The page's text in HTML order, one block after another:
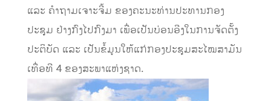
ແລະ ຄຳຖາມເຈາະຈີ້ມ ຂອງຄະນະທ່ານປະທານກອງ
ປະຊຸມ ຢ່າງກົງໄປກົງມາ ເພື່ອເປັນບ່ອນອີງໃນການຈັດຕັ້ງ
ປະຕິບັດ ແລະ ເປັນຂໍ້ມູນໃຫ້ແກ່ກອງປະຊຸມສະໄໝສາມັນ
ເທື່ອທີ 4 ຂອງສະພາແຫ່ງຊາດ.